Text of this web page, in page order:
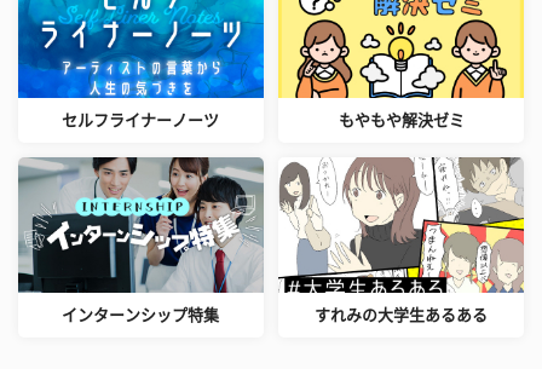
セルフライナーノーツ もやもや解決ゼミ
インターンシップ特集 すれみの大学生あるある